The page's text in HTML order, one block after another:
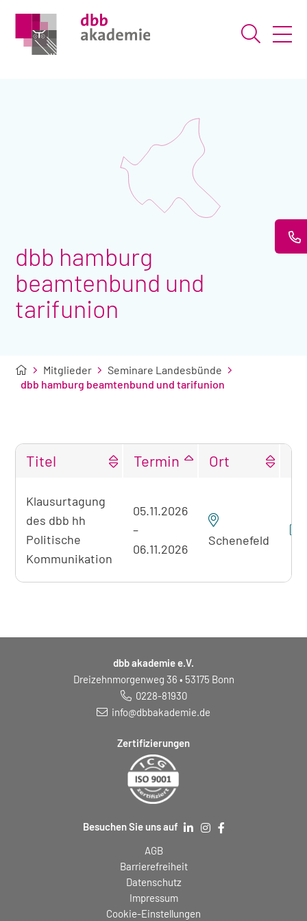
Suche
dbb hamburg
beamtenbund und
tarifunion
Mitglieder
Seminare Landesbünde
dbb hamburg beamtenbund und tarifunion
Übersicht
der
gefundenen
Seminare
Titel Termin Ort
Klausurtagung
des dbb hh
Politische
Kommunikation
05.11.2026
–
06.11.2026
Schenefeld
dbb akademie e.V.
Dreizehnmorgenweg 36 • 53175 Bonn
0228-81930
info@dbbakademie.de
Zertifizierungen
Besuchen Sie uns auf
AGB
Barrierefreiheit
Datenschutz
Impressum
Cookie-Einstellungen